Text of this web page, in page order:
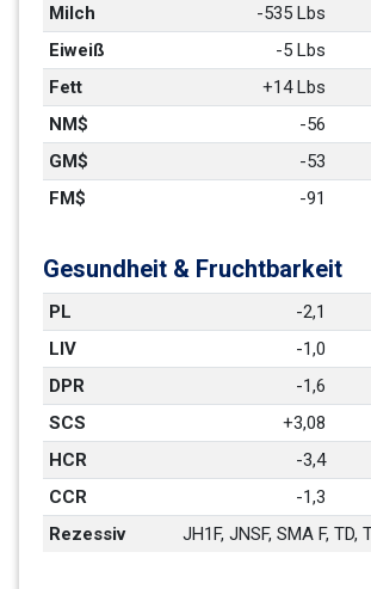
Milch -535 Lbs
Eiweiß
-5 Lbs
Fett
+14 Lbs
NM$
-56
GM$
-53
FM$
-91
Gesundheit & Fruchtbarkeit
PL -2,1
LIV
-1,0
DPR
-1,6
SCS
+3,08
HCR
-3,4
CCR
-1,3
Rezessiv
JH1F, JNSF, SMA F, TD,